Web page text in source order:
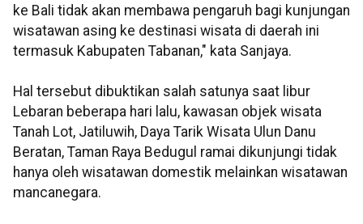
ke Bali tidak akan membawa pengaruh bagi kunjungan
wisatawan asing ke destinasi wisata di daerah ini
termasuk Kabupaten Tabanan," kata Sanjaya.
Hal tersebut dibuktikan salah satunya saat libur
Lebaran beberapa hari lalu, kawasan objek wisata
Tanah Lot, Jatiluwih, Daya Tarik Wisata Ulun Danu
Beratan, Taman Raya Bedugul ramai dikunjungi tidak
hanya oleh wisatawan domestik melainkan wisatawan
mancanegara.